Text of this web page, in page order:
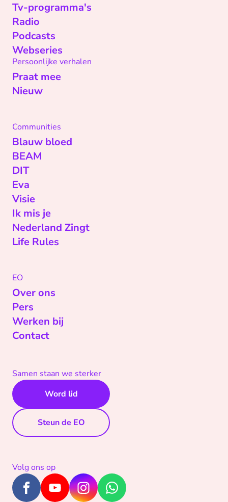
Tv-programma's
Radio
Podcasts
Webseries
Persoonlijke verhalen
Praat mee
Nieuw
Communities
Blauw bloed
BEAM
DIT
Eva
Visie
Ik mis je
Nederland Zingt
Life Rules
EO
Over ons
Pers
Werken bij
Contact
Samen staan we sterker
Word lid
Steun de EO
Volg ons op